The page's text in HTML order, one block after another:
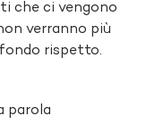
che ci vengono
verranno più
rispetto.
parola